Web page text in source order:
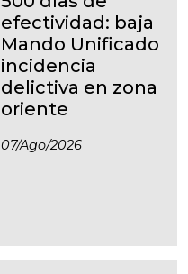
efectividad: baja
Mando Unificado
incidencia
delictiva en zona
oriente
07/ago/2026